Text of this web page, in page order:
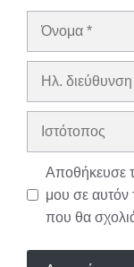
Όνομα
Ηλ.
Ιστότοπος
Αποθήκευσε
μου σε αυτόν
που θα